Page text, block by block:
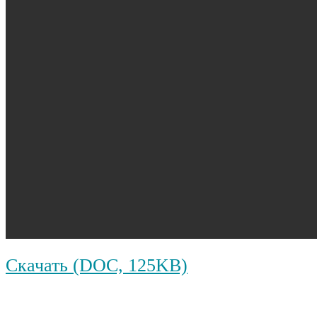
Скачать (DOC, 125KB)